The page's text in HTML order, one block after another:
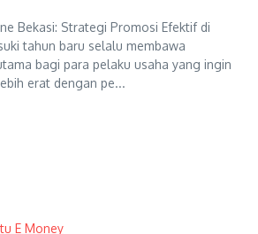
Bekasi: Strategi Promosi Efektif di
tahun baru selalu membawa
bagi para pelaku usaha yang ingin
erat dengan pe...